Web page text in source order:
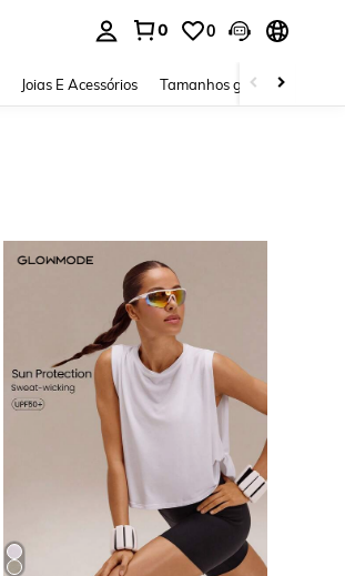
0 0
Joias E Acessórios Tamanhos grandes